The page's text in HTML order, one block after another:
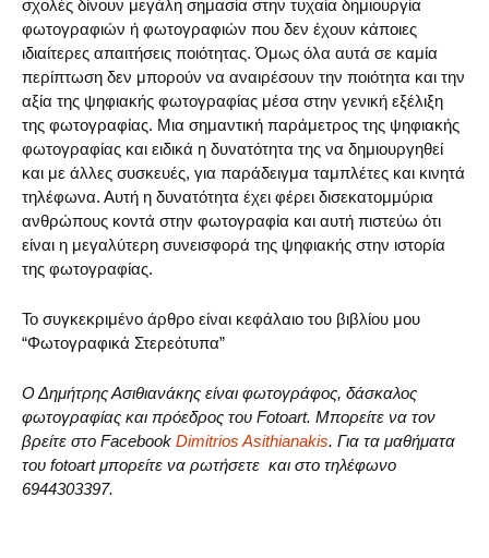
σχολές δίνουν μεγάλη σημασία στην τυχαία δημιουργία
φωτογραφιών ή φωτογραφιών που δεν έχουν κάποιες
ιδιαίτερες απαιτήσεις ποιότητας. Όμως όλα αυτά σε καμία
περίπτωση δεν μπορούν να αναιρέσουν την ποιότητα και την
αξία της ψηφιακής φωτογραφίας μέσα στην γενική εξέλιξη
της φωτογραφίας. Μια σημαντική παράμετρος της ψηφιακής
φωτογραφίας και ειδικά η δυνατότητα της να δημιουργηθεί
και με άλλες συσκευές, για παράδειγμα ταμπλέτες και κινητά
τηλέφωνα. Αυτή η δυνατότητα έχει φέρει δισεκατομμύρια
ανθρώπους κοντά στην φωτογραφία και αυτή πιστεύω ότι
είναι η μεγαλύτερη συνεισφορά της ψηφιακής στην ιστορία
της φωτογραφίας.
Το συγκεκριμένο άρθρο είναι κεφάλαιο του βιβλίου μου
“Φωτογραφικά Στερεότυπα”
Ο Δημήτρης Ασιθιανάκης είναι φωτογράφος, δάσκαλος
φωτογραφίας και πρόεδρος του Fotoart. Μπορείτε να τον
βρείτε στο Facebook Dimitrios Asithianakis. Για τα μαθήματα
του fotoart μπορείτε να ρωτήσετε και στο τηλέφωνο
6944303397.